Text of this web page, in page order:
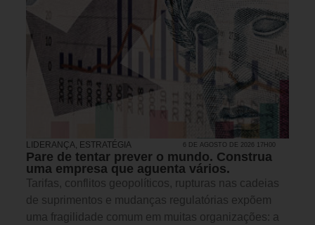
LIDERANÇA, ESTRATÉGIA 6 DE AGOSTO DE 2026 17H00
Pare de tentar prever o mundo. Construa
uma empresa que aguenta vários.
Tarifas, conflitos geopolíticos, rupturas nas cadeias
de suprimentos e mudanças regulatórias expõem
uma fragilidade comum em muitas organizações: a